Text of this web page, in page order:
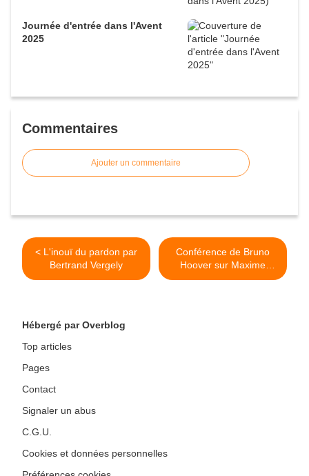
Journée d'entrée dans l'Avent
2025
Commentaires
Ajouter un commentaire
< L'inouï du pardon par
Bertrand Vergely
Conférence de Bruno
Hoover sur Maxime
Kovalevsky- partie 2 >
Hébergé par Overblog
Top articles
Pages
Contact
Signaler un abus
C.G.U.
Cookies et données personnelles